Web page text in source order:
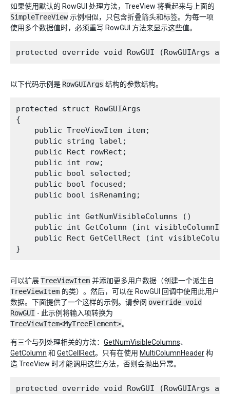
如果使用默认的 RowGUI 处理方法，TreeView 将看起来与上面的
SimpleTreeView 示例相似，只包含折叠箭头和标签。为每一项
使用多个数据值时，必须重写 RowGUI 方法来显示这些值。
以下代码示例是 RowGUIArgs 结构的参数结构。
protected struct RowGUIArgs
{
    public TreeViewItem item;
    public string label;
    public Rect rowRect;
    public int row;
    public bool selected;
    public bool focused;
    public bool isRenaming;
    public int GetNumVisibleColumns ()
public int GetColumn (int
public Rect GetCellRect (int
可以扩展TreeViewItem 并添加更多用户数据（创建一个派生自
TreeViewItem 的类）。然后，可以在 RowGUI 回调中使用此用户
数据。下面提供了一个这样的示例。请参阅 override void
RowGUI - 此示例将输入项转换为
TreeViewItem<MyTreeElement>。
有三个与列处理相关的方法： GetNumVisibleColumns、
GetColumn 和 GetCellRect。只有在使用 MultiColumnHeader构
造 TreeView 时才能调用这些方法，否则会抛出异常。
protected override void RowGUI (RowGUIArgs